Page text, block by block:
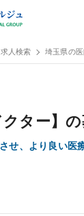
ト
人検索 埼玉県の
クター】の
せ、より良い医